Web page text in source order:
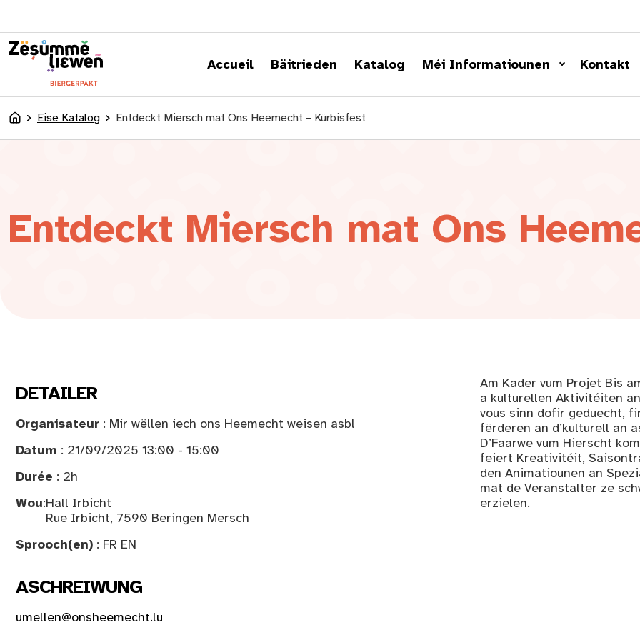
Accueil Bäitrieden Katalog Méi Informatiounen Kontakt
AccueilEise Katalog Entdeckt Miersch mat Ons Heemecht – Kürbisfest
Entdeckt Miersch mat Ons
DETAILER
Organisateur : Mir wëllen iech ons Heemecht weisen asbl
Datum : 21/09/2025 13:00 - 15:00
Durée : 2h
Wou:Hall Irbicht
Rue Irbicht, 7590 Beringen Mersch
Sprooch(en) : FR EN
ASCHREIWUNG
umellen@onsheemecht.lu
Am Kader vum Projet Bis
a kulturellen Aktivitéiten
vous sinn dofir geduecht,
fërderen an d’kulturell an
D’Faarwe vum Hierscht
feiert Kreativitéit,
den Animatiounen an
mat de Veranstalter ze
erzielen.